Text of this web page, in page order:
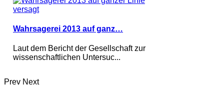
Wahrsagerei 2013 auf ganz…
Laut dem Bericht der Gesellschaft zur
wissenschaftlichen Untersuc...
Prev Next